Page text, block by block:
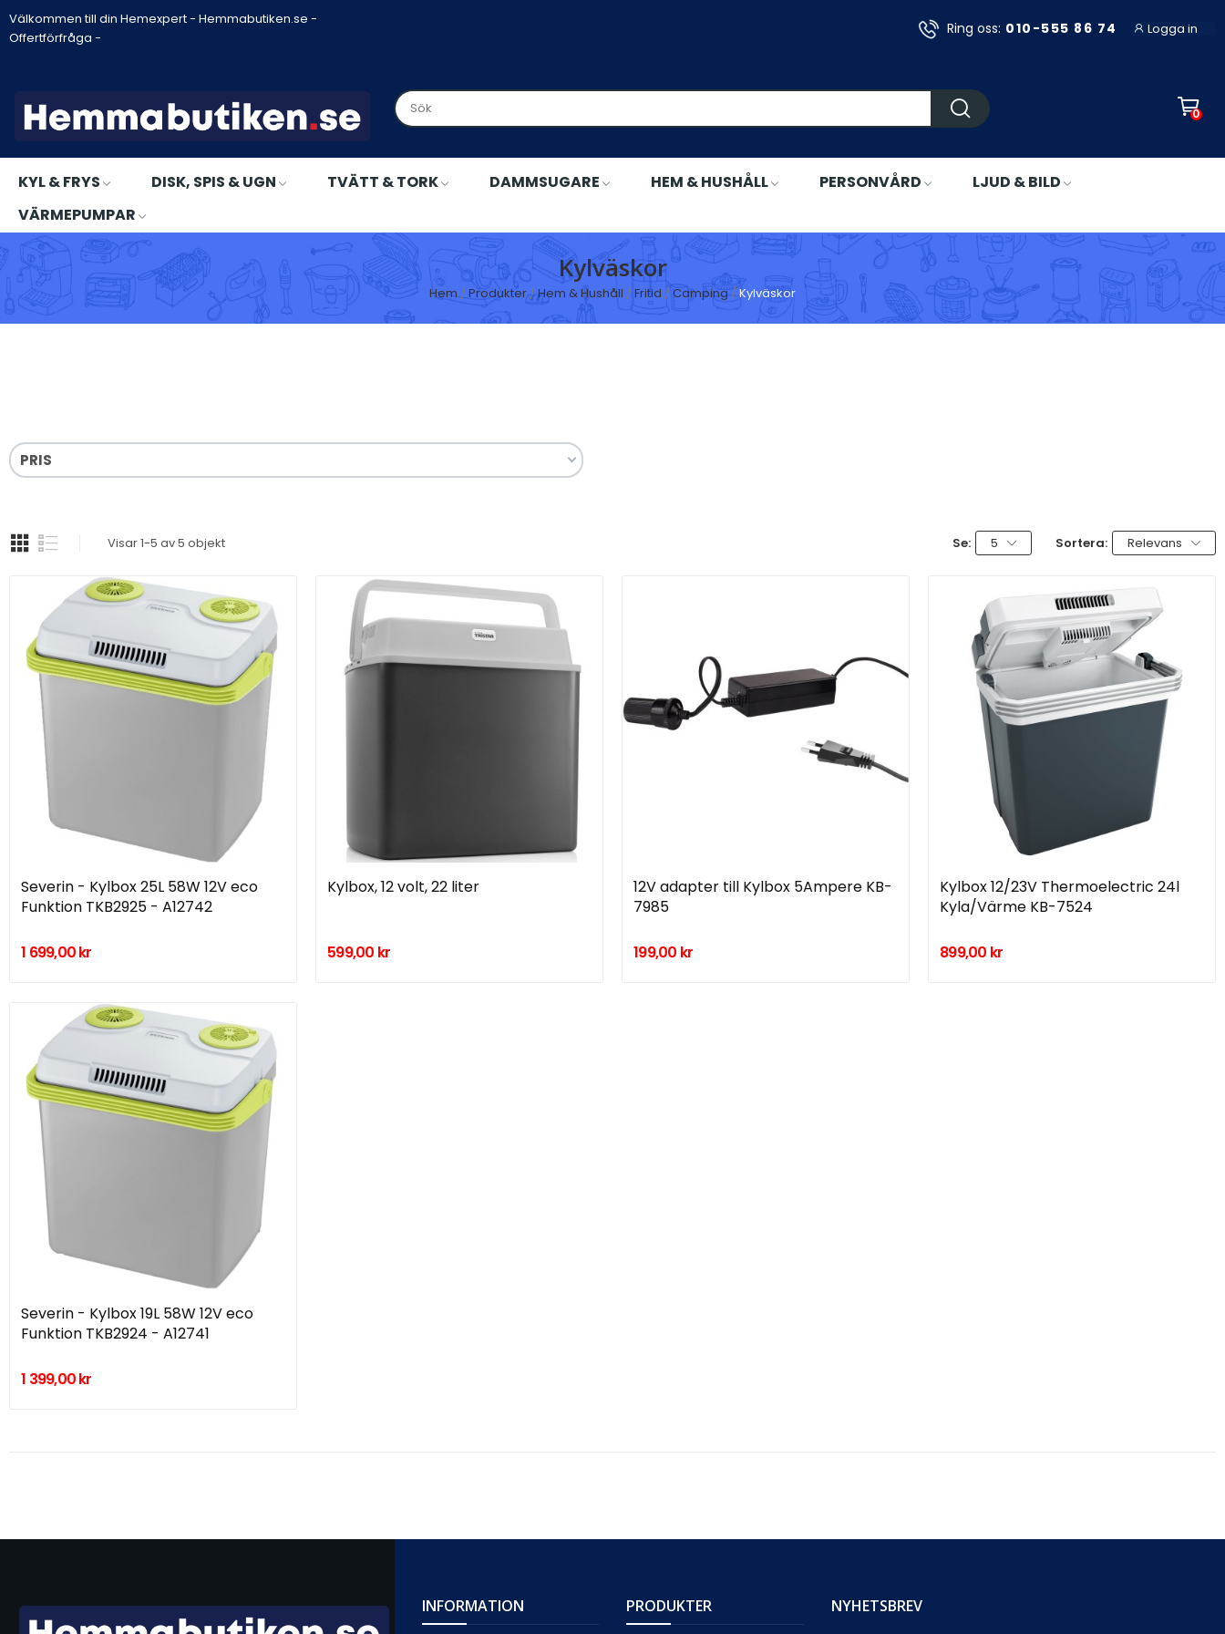
Välkommen till din Hemexpert - Hemmabutiken.se -
Offertförfråga -
Ring oss: 010-555 86 74 Logga in
0
KYL & FRYS DISK, SPIS & UGN TVÄTT & TORK DAMMSUGARE HEM & HUSHÅLL PERSONVÅRD
LJUD & BILD
VÄRMEPUMPAR
Kylväskor
Hem Produkter Hem & Hushåll Fritid Camping Kylväskor
PRIS
Visar 1-5 av 5 objekt Se: 5 Sortera: Relevans
Severin - Kylbox 25L 58W 12V eco
Funktion TKB2925 - A12742
1 699,00 kr
Kylbox, 12 volt, 22 liter
599,00 kr
12V adapter till Kylbox 5Ampere KB-
7985
199,00 kr
Kylbox 12/23V Thermoelectric 24l
Kyla/Värme KB-7524
899,00 kr
Severin - Kylbox 19L 58W 12V eco
Funktion TKB2924 - A12741
1 399,00 kr
INFORMATION PRODUKTER NYHETSBREV